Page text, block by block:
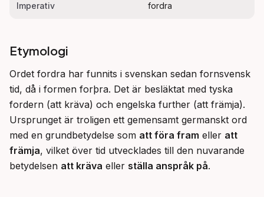
Imperativ fordra
Etymologi
Ordet fordra har funnits i svenskan sedan fornsvensk
tid, då i formen forþra. Det är besläktat med tyska
fordern (att kräva) och engelska further (att främja).
Ursprunget är troligen ett gemensamt germanskt ord
med en grundbetydelse som att föra fram eller att
främja, vilket över tid utvecklades till den nuvarande
betydelsen att kräva eller ställa anspråk på.